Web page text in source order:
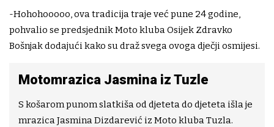
-Hohohooooo, ova tradicija traje već pune 24 godine,
pohvalio se predsjednik Moto kluba Osijek Zdravko
Bošnjak dodajući kako su draž svega ovoga dječji osmijesi.
Motomrazica Jasmina iz Tuzle
S košarom punom slatkiša od djeteta do djeteta išla je
mrazica Jasmina Dizdarević iz Moto kluba Tuzla.